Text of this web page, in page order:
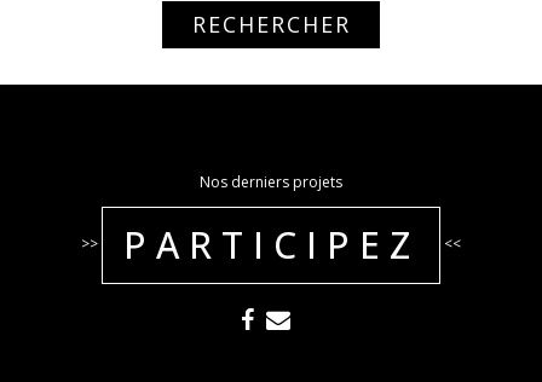
Nos derniers projets
>> PARTICIPEZ <<